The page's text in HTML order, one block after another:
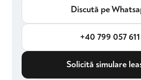
Discută pe
+40 799 057 611
Solicită simulare